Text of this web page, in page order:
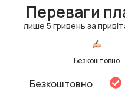
Переваги
лише 5 гривень за
Безкоштовно
Безкоштовно